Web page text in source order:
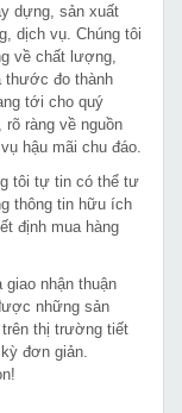
dựng, sản xuất
dịch vụ. Chúng tôi
về chất lượng,
thước đo thành
tới cho quý
ràng về nguồn
hậu mãi chu đáo.
tôi tự tin có thể tư
thông tin hữu ích
định mua hàng
nhận thuận
những sản
thị trường tiết
đơn giản.